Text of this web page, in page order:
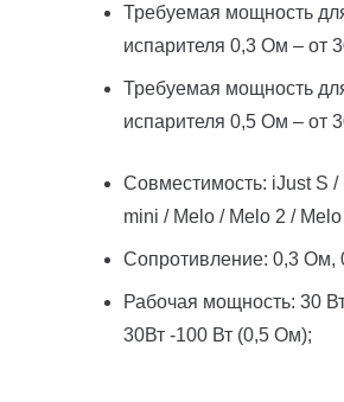
Требуемая мощность
испарителя 0,3 Ом – от
Требуемая мощность
испарителя 0,5 Ом – от
Совместимость: iJust S /
mini / Melo / Melo 2 /
Сопротивление: 0,3 Ом,
Рабочая мощность: 30
30Вт -100 Вт (0,5 Ом);